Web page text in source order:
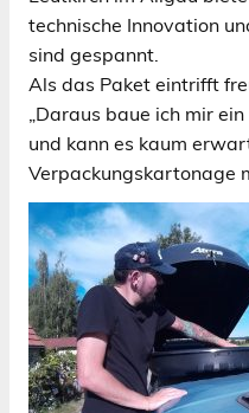
technische Innovation
sind gespannt.
Als das Paket eintrifft
„Daraus baue ich mir
und kann es kaum
Verpackungskartonage